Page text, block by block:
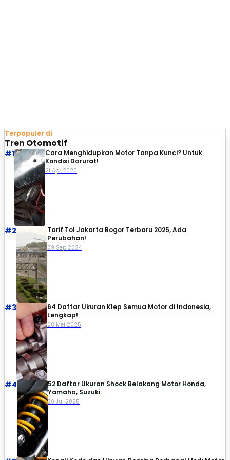
Terpopuler di
Tren Otomotif
#1
Cara Menghidupkan Motor Tanpa Kunci? Untuk
Kondisi Darurat!
21 Apr 2020
#2
Tarif Tol Jakarta Bogor Terbaru 2025, Ada
Perubahan!
09 Sep 2024
#3
64 Daftar Ukuran Klep Semua Motor di Indonesia,
Lengkap!
08 Mei 2025
#4
52 Daftar Ukuran Shock Belakang Motor Honda,
Yamaha, Suzuki​
30 Jul 2025